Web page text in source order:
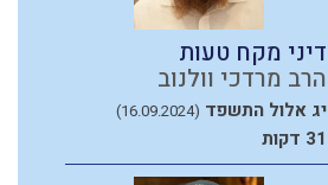
דיני מקח טעות
הרב מרדכי וולנוב
יג אלול התשפד (16.09.2024)
31 דקות